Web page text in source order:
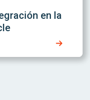
en la